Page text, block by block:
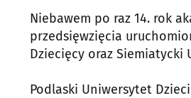
Niebawem po raz 14. rok
przedsięwzięcia
Dziecięcy oraz Siemiatycki
Podlaski Uniwersytet